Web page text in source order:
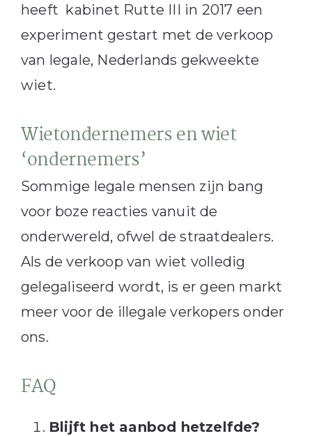
heeft kabinet Rutte III in 2017 een
experiment gestart met de verkoop
van legale, Nederlands gekweekte
wiet.
Wietondernemers en wiet
‘ondernemers’
Sommige legale mensen zijn bang
voor boze reacties vanuit de
onderwereld, ofwel de straatdealers.
Als de verkoop van wiet volledig
gelegaliseerd wordt, is er geen markt
meer voor de illegale verkopers onder
ons.
FAQ
Blijft het aanbod hetzelfde?